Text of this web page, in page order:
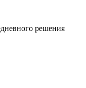
решения